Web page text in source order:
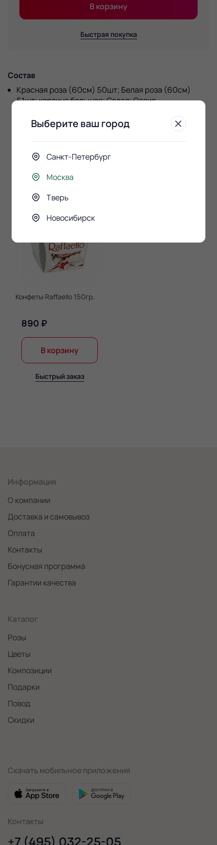
В корзину
Быстрая покупка
Состав
Красная роза (60см) 50шт; Белая роза (60см)
51шт; корзина большая; Салал; Оазис
К этому букету
покупают
Конфеты Raffaello 150гр.
890 ₽
В корзину
Быстрый заказ
Информация
О компании
Доставка и самовывоз
Оплата
Контакты
Бонусная программа
Гарантии качества
Каталог
Розы
Цветы
Композиции
Подарки
Повод
Скидки
Скачать мобильное приложения
Контакты
+7 (495) 032-25-05
Выберите ваш город
Санкт-Петербург
Москва
Тверь
Новосибирск